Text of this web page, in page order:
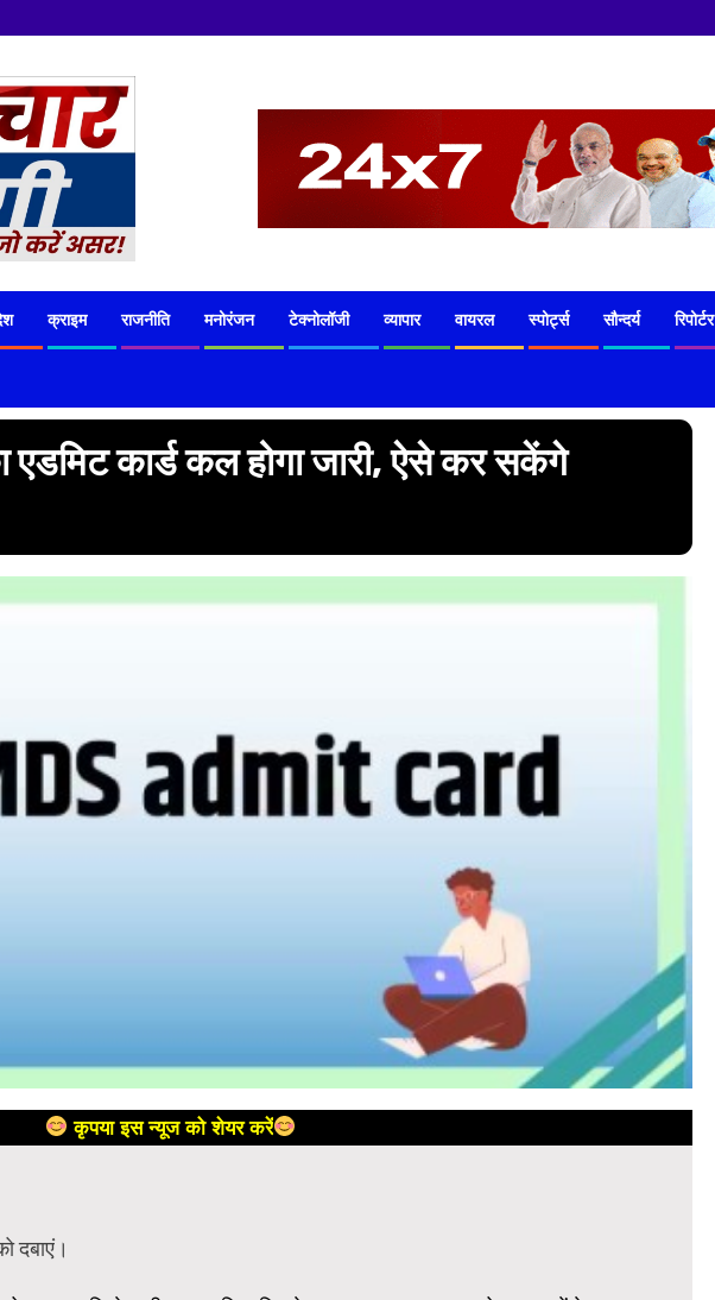
क्राइम राजनीति मनोरंजन टेक्नोलॉजी व्यापार वायरल स्पोर्ट्स सौन्दर्य रिपोर्टर
कार्ड कल होगा जारी, ऐसे कर सकेंगे
कृपया इस न्यूज को शेयर करें